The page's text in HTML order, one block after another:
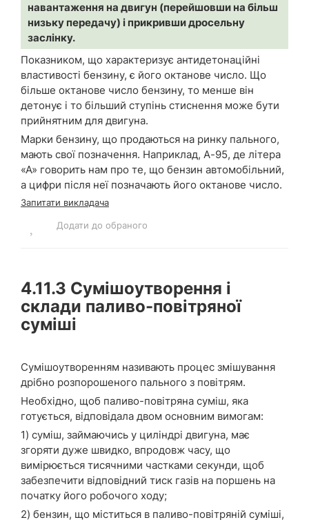
навантаження на двигун (перейшовши на більш
низьку передачу) і прикривши дросельну
заслінку.
Показником, що характеризує антидетонаційні
властивості бензину, є його октанове число. Що
більше октанове число бензину, то менше він
детонує і то більший ступінь стиснення може бути
прийнятним для двигуна.
Марки бензину, що продаються на ринку пального,
мають свої позначення. Наприклад, А-95, де літера
«А» говорить нам про те, що бензин автомобільний,
а цифри після неї позначають його октанове число.
Запитати викладача
Додати до обраного
4.11.3 Сумішоутворення і
склади паливо-повітряної
суміші
Сумішоутворенням називають процес змішування
дрібно розпорошеного пального з повітрям.
Необхідно, щоб паливо-повітряна суміш, яка
готується, відповідала двом основним вимогам:
1) суміш, займаючись у циліндрі двигуна, має
згоряти дуже швидко, впродовж часу, що
вимірюється тисячними частками секунди, щоб
забезпечити відповідний тиск газів на поршень на
початку його робочого ходу;
2) бензин, що міститься в паливо-повітряній суміші,